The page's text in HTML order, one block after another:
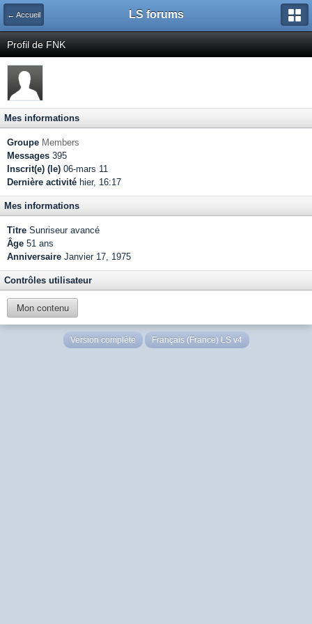
← Accueil LS forums
Profil de FNK
Mes informations
Groupe Members
Messages 395
Inscrit(e) (le) 06-mars 11
Dernière activité hier, 16:17
Mes informations
Titre Sunriseur avancé
Âge 51 ans
Anniversaire Janvier 17, 1975
Contrôles utilisateur
Mon contenu
Version complète Français (France) LS v4